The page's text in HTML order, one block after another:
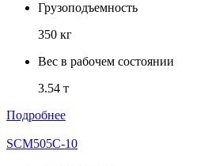
Грузоподъемность
350 кг
Вес в рабочем состоянии
3.54 т
Подробнее
SCM505C-10